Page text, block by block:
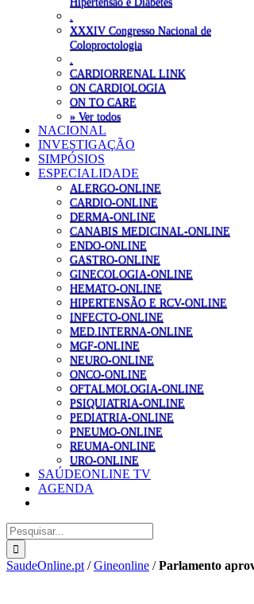
XXXIV Congresso Nacional de
Coloproctologia
CARDIORRENAL LINK
ON CARDIOLOGIA
ON TO CARE
» Ver todos
NACIONAL
INVESTIGAÇÃO
SIMPÓSIOS
ESPECIALIDADE
ALERGO-ONLINE
CARDIO-ONLINE
DERMA-ONLINE
CANABIS MEDICINAL-ONLINE
ENDO-ONLINE
GASTRO-ONLINE
GINECOLOGIA-ONLINE
HEMATO-ONLINE
HIPERTENSÃO E RCV-ONLINE
INFECTO-ONLINE
MED.INTERNA-ONLINE
MGF-ONLINE
NEURO-ONLINE
ONCO-ONLINE
OFTALMOLOGIA-ONLINE
PSIQUIATRIA-ONLINE
PEDIATRIA-ONLINE
PNEUMO-ONLINE
REUMA-ONLINE
URO-ONLINE
SAÚDEONLINE TV
AGENDA
Pesquisar
SaudeOnline.pt /Gineonline /Parlamento